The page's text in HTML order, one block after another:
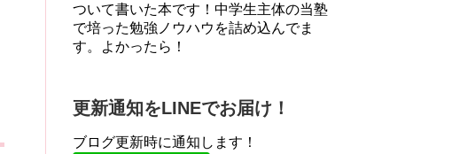
ついて書いた本です！中学生主体の当塾
で培った勉強ノウハウを詰め込んでま
す。よかったら！
更新通知をLINEでお届け！
ブログ更新時に通知します！